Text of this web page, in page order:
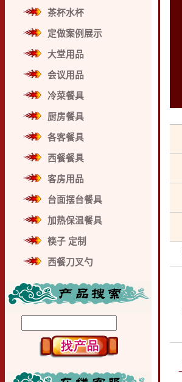
茶杯水杯
定做案例展示
大堂用品
会议用品
冷菜餐具
厨房餐具
各客餐具
西餐餐具
客房用品
台面摆台餐具
加热保温餐具
筷子 定制
西餐刀叉勺